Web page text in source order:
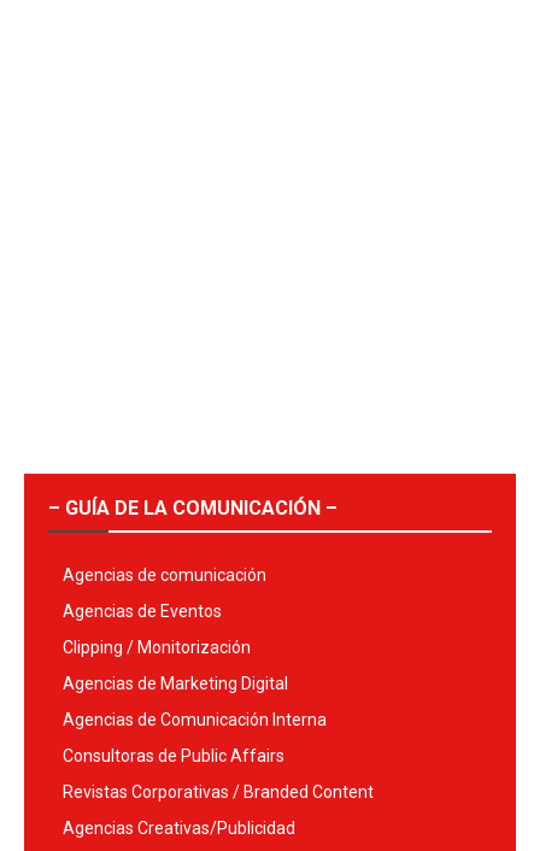
– GUÍA DE LA COMUNICACIÓN –
Agencias de comunicación
Agencias de Eventos
Clipping / Monitorización
Agencias de Marketing Digital
Agencias de Comunicación Interna
Consultoras de Public Affairs
Revistas Corporativas / Branded Content
Agencias Creativas/Publicidad